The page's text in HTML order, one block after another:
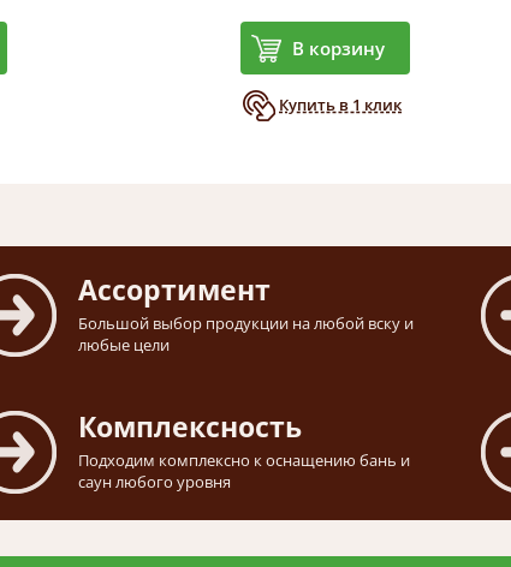
В корзину
Купить в 1 клик
Ассортимент
Большой выбор продукции на любой вску и
любые цели
Комплексность
Подходим комплексно к оснащению бань и
саун любого уровня